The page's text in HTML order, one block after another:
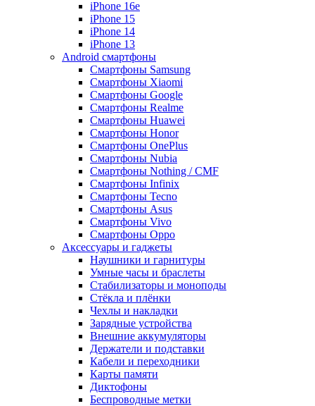
iPhone 16e
iPhone 15
iPhone 14
iPhone 13
Android cмартфоны
Смартфоны Samsung
Смартфоны Xiaomi
Смартфоны Google
Смартфоны Realme
Смартфоны Huawei
Смартфоны Honor
Смартфоны OnePlus
Смартфоны Nubia
Смартфоны Nothing / CMF
Смартфоны Infinix
Смартфоны Tecno
Смартфоны Asus
Смартфоны Vivo
Смартфоны Oppo
Аксессуары и гаджеты
Наушники и гарнитуры
Умные часы и браслеты
Стабилизаторы и моноподы
Стёкла и плёнки
Чехлы и накладки
Зарядные устройства
Внешние аккумуляторы
Держатели и подставки
Кабели и переходники
Карты памяти
Диктофоны
Беспроводные метки